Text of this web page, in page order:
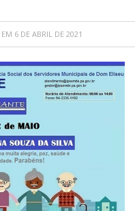
EM 6 DE ABRIL DE 2021